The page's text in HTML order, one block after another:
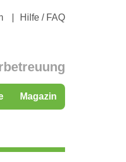
Hilfe / FAQ
Magazin